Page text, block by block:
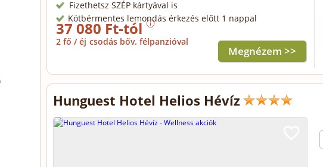
Fizethetsz SZÉP kártyával is
Kötbérmentes lemondás érkezés előtt 1 nappal
37 080 Ft-tól
2 fő / éj csodás bőv. félpanzióval
Megnézem >>
Hunguest Hotel Helios Hévíz